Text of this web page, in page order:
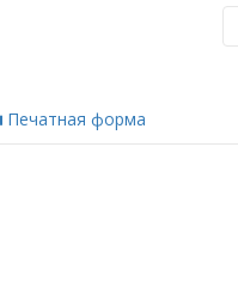
Печатная форма